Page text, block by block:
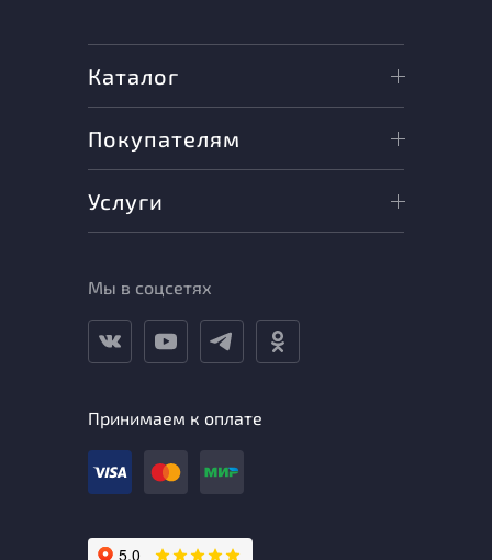
Каталог
Покупателям
Услуги
Мы в соцсетях
Принимаем к оплате